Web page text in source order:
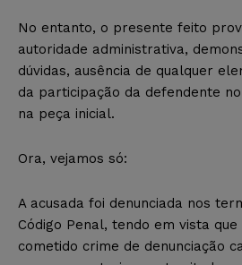
No entanto, o presente feito
autoridade administrativa,
dúvidas, ausência de qualquer
da participação da defendente
na peça inicial.
Ora, vejamos só:
A acusada foi denunciada nos
Código Penal, tendo em vista
cometido crime de denunciação